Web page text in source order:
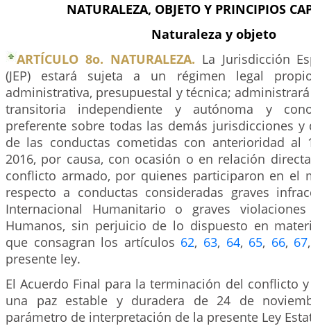
NATURALEZA, OBJETO Y PRINCIPIOS
Naturaleza y objeto
ARTÍCULO 8o. NATURALEZA. La Jurisdicción
(JEP) estará sujeta a un régimen legal
administrativa, presupuestal y técnica;
transitoria independiente y autónoma y
preferente sobre todas las demás jurisdicciones y
de las conductas cometidas con anterioridad al
2016, por causa, con ocasión o en relación
conflicto armado, por quienes participaron en el
respecto a conductas consideradas graves
Internacional Humanitario o graves
Humanos, sin perjuicio de lo dispuesto en
que consagran los artículos 62, 63, 64, 65, 66, 67
presente ley.
El Acuerdo Final para la terminación del conflicto
una paz estable y duradera de 24 de
parámetro de interpretación de la presente Ley